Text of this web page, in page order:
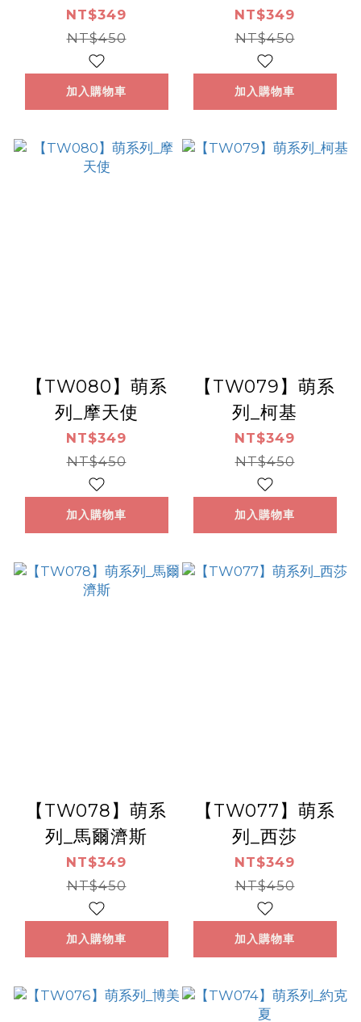
NT$349
NT$450
加入購物車
NT$349
NT$450
加入購物車
【TW080】萌系
列_摩天使
NT$349
NT$450
加入購物車
【TW079】萌系
列_柯基
NT$349
NT$450
加入購物車
【TW078】萌系
列_馬爾濟斯
NT$349
NT$450
加入購物車
【TW077】萌系
列_西莎
NT$349
NT$450
加入購物車